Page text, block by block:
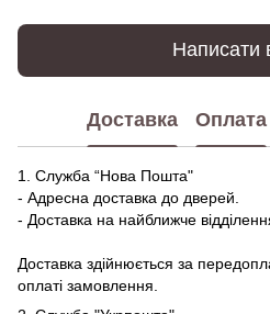
Написати
Доставка Оплата
1. Служба “Нова Пошта"
- Адресна доставка до дверей.
- Доставка на найближче
Доставка здійнюється за
оплаті замовлення.